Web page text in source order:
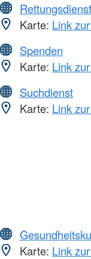
Rettungsdienst
Karte: Link
Spenden
Karte: Link
Suchdienst
Karte: Link
Karte: Link